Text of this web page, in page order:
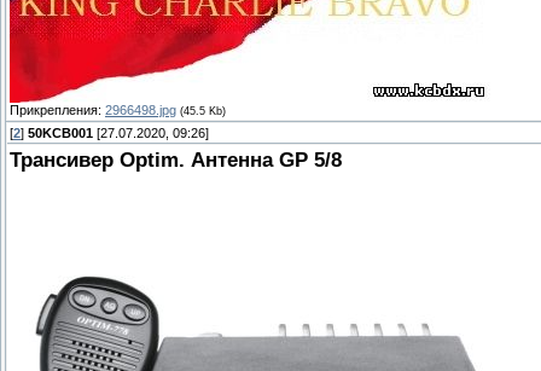
Прикрепления: 2966498.jpg (45.5 Kb)
[2] 50KCB001 [27.07.2020, 09:26]
Трансивер Optim. Антенна GP 5/8